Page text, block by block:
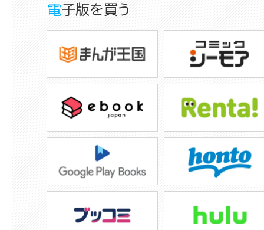
電子版を買う